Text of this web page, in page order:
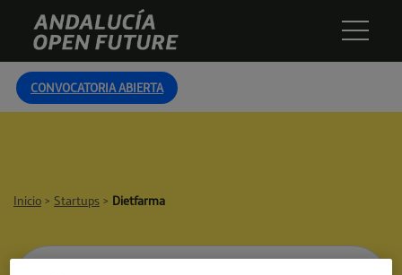
content
Andalucía
Open
Future
CONVOCATORIA ABIERTA
Inicio > Startups > Dietfarma